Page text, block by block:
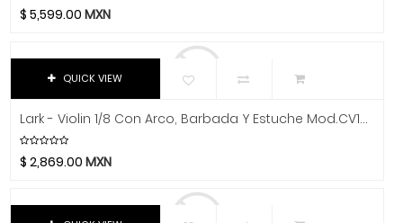
Db Technologies
Dictum
Digitech
Dixon
DJTT
Domino
$5,599.00 MXN
QUICK VIEW
Lark - Violin 1/8 Con Arco, Barbada Y Estuche Mod.CV1421P
$2,869.00 MXN